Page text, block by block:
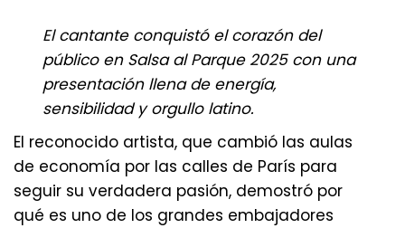
El cantante conquistó el corazón del
público en Salsa al Parque 2025 con una
presentación llena de energía,
sensibilidad y orgullo latino.
El reconocido artista, que cambió las aulas
de economía por las calles de París para
seguir su verdadera pasión, demostró por
qué es uno de los grandes embajadores